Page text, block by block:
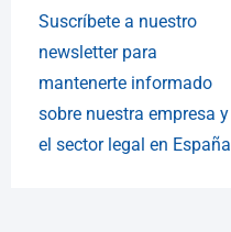
Suscríbete a nuestro
newsletter para
mantenerte informado
sobre nuestra empresa y
el sector legal en España